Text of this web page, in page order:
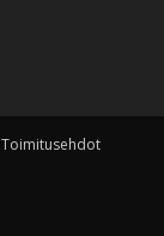
Toimitusehdot